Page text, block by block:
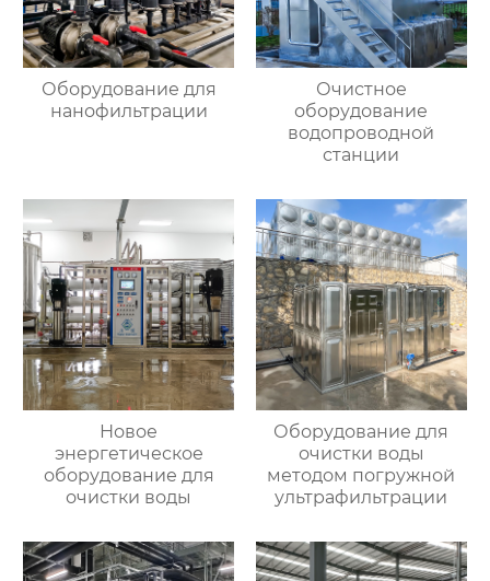
Оборудование для
нанофильтрации
Очистное
оборудование
водопроводной
станции
Новое
энергетическое
оборудование для
очистки воды
Оборудование для
очистки воды
методом погружной
ультрафильтрации